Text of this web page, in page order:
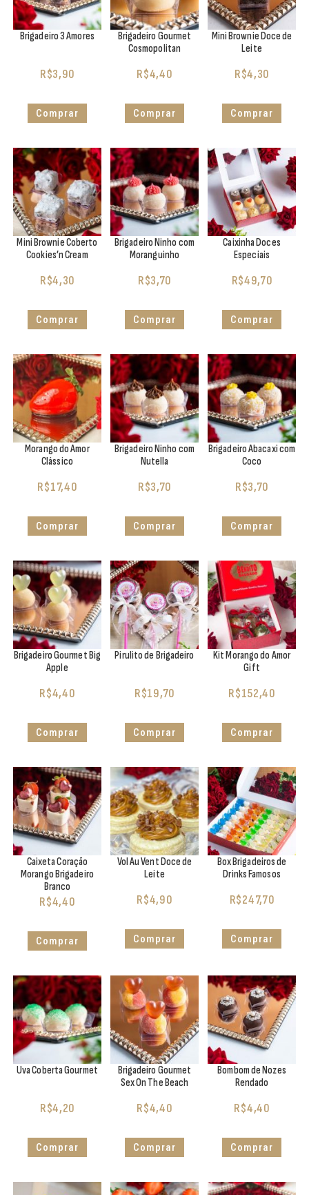
Brigadeiro 3 Amores
R$3,90
Comprar
Brigadeiro Gourmet
Cosmopolitan
R$4,40
Comprar
Mini Brownie Doce de
Leite
R$4,30
Comprar
Mini Brownie Coberto
Cookies’n Cream
R$4,30
Comprar
Brigadeiro Ninho com
Moranguinho
R$3,70
Comprar
Caixinha Doces
Especiais
R$49,70
Comprar
Morango do Amor
Clássico
R$17,40
Comprar
Brigadeiro Ninho com
Nutella
R$3,70
Comprar
Brigadeiro Abacaxi com
Coco
R$3,70
Comprar
Brigadeiro Gourmet Big
Apple
R$4,40
Comprar
Pirulito de Brigadeiro
R$19,70
Comprar
Kit Morango do Amor
Gift
R$152,40
Comprar
Caixeta Coração
Morango Brigadeiro
Branco
R$4,40
Comprar
Vol Au Vent Doce de
Leite
R$4,90
Comprar
Box Brigadeiros de
Drinks Famosos
R$247,70
Comprar
Uva Coberta Gourmet
R$4,20
Comprar
Brigadeiro Gourmet
Sex On The Beach
R$4,40
Comprar
Bombom de Nozes
Rendado
R$4,40
Comprar